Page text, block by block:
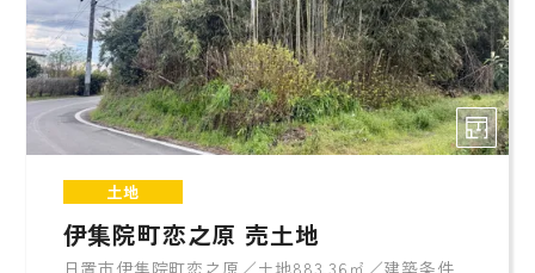
土地
伊集院町恋之原 売土地
日置市伊集院町恋之原／土地883.36㎡／建築条件